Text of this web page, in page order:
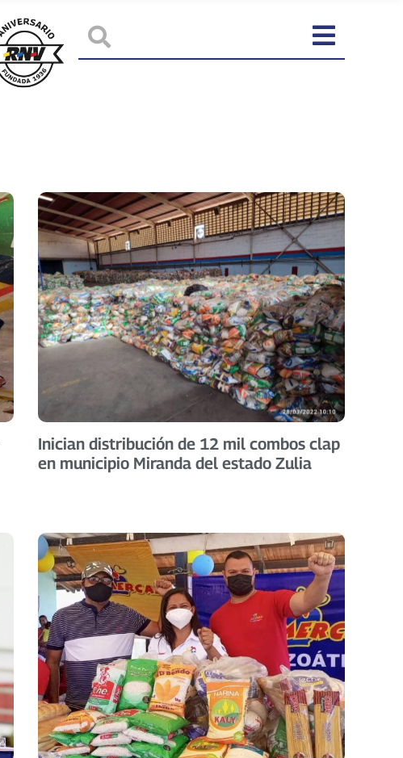
Inician distribución de 12 mil combos clap
en municipio Miranda del estado Zulia